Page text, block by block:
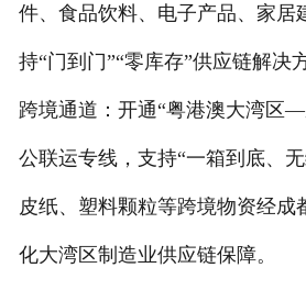
件、食品饮料、电子产品、家居
持“门到门”“零库存”供应链解决
跨境通道：开通“粤港澳大湾区
公联运专线，支持“一箱到底、
皮纸、塑料颗粒等跨境物资经成
化大湾区制造业供应链保障。